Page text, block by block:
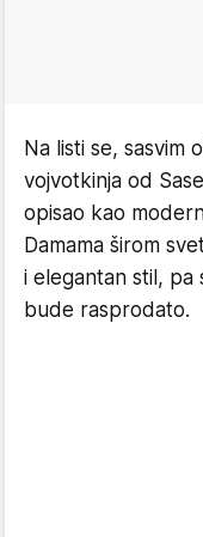
Na listi se, sasvim
vojvotkinja od
opisao kao
Damama širom
i elegantan stil,
bude rasprodato.